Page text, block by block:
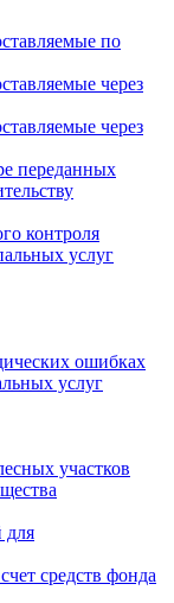
по
через
через
переданных
контроля
услуг
ошибках
услуг
участков
для
средств фонда